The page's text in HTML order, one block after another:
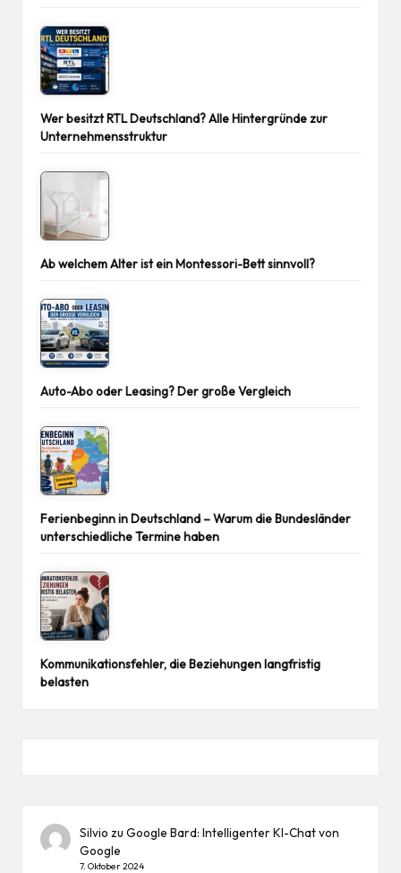
Wer besitzt RTL Deutschland? Alle Hintergründe zur
Unternehmensstruktur
Ab welchem Alter ist ein Montessori-Bett sinnvoll?
Auto-Abo oder Leasing? Der große Vergleich
Ferienbeginn in Deutschland – Warum die Bundesländer
unterschiedliche Termine haben
Kommunikationsfehler, die Beziehungen langfristig
belasten
Silvio zuGoogle Bard: Intelligenter KI-Chat von
Google
7. Oktober 2024